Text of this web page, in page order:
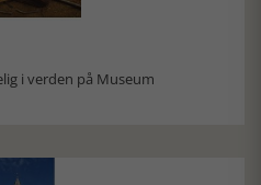
i verden på Museum